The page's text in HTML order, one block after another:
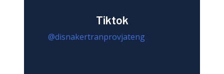
Tiktok
@disnakertranprovjateng